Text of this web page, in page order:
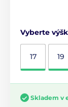
Vyberte
17 19
Skladem v